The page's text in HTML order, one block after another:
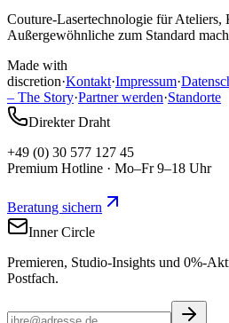
Couture-Lasertechnologie für Ateliers,
Außergewöhnliche zum Standard
Made with
discretion·Kontakt·Impressum·
– The Story·Partner werden·Standorte
Direkter Draht
+49 (0) 30 577 127 45
Premium Hotline · Mo–Fr 9–18 Uhr
Beratung sichern
Inner Circle
Premieren, Studio-Insights und 0%-
Postfach.